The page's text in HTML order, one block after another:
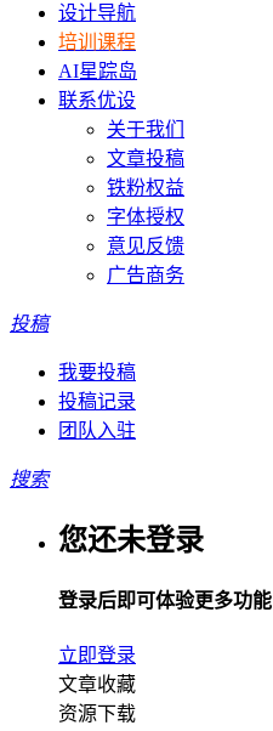
设计导航
培训课程
AI星踪岛
联系优设
关于我们
文章投稿
铁粉权益
字体授权
意见反馈
广告商务
投稿
我要投稿
投稿记录
团队入驻
搜索
您还未登录
登录后即可体验更多功能
立即登录
文章收藏
资源下载